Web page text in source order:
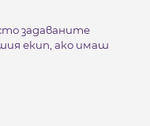
задаваните
екип, ако имаш